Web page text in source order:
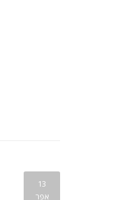
13
אפר